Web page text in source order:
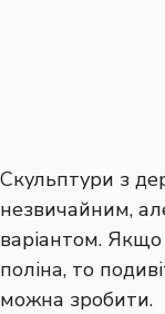
Скульптури з
незвичайним,
варіантом. Якщо
поліна, то
можна зробити.